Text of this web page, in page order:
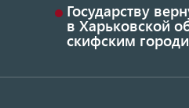
Государству
в Харьковской
скифским